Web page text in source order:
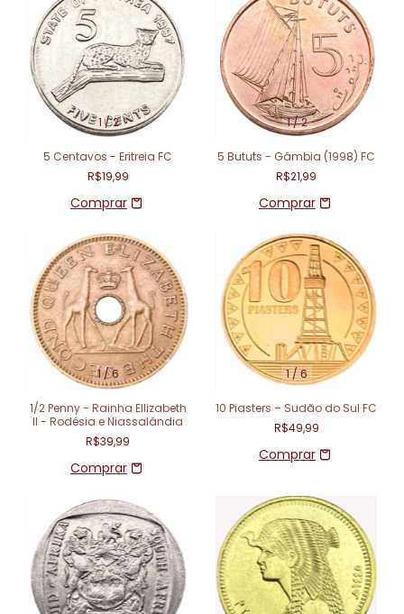
1/2
5 Centavos - Eritreia FC
R$19,99
1/2
5 Bututs - Gâmbia (1998) FC
R$21,99
1/6
1/2 Penny - Rainha EIlizabeth
II - Rodésia e Niassalândia
R$39,99
1/6
10 Piasters – Sudão do Sul FC
R$49,99